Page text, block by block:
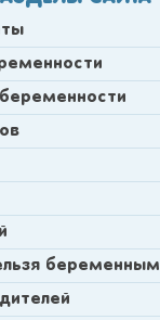
беременным